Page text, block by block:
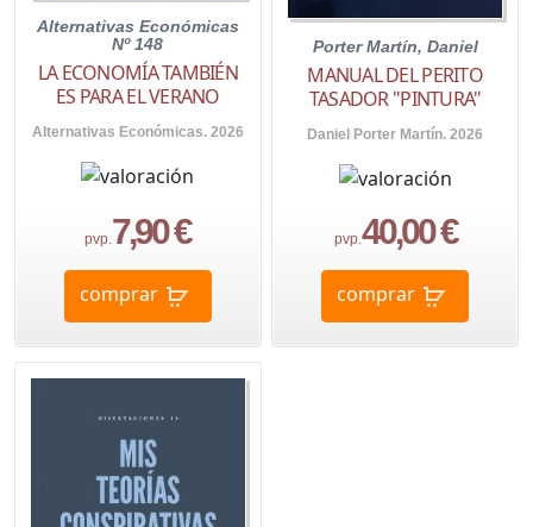
Alternativas Económicas
Nº 148
LA ECONOMÍA TAMBIÉN
ES PARA EL VERANO
Alternativas Económicas. 2026
pvp.7,90 €
comprar
Porter Martín, Daniel
MANUAL DEL PERITO
TASADOR "PINTURA"
Daniel Porter Martín. 2026
pvp.40,00 €
comprar